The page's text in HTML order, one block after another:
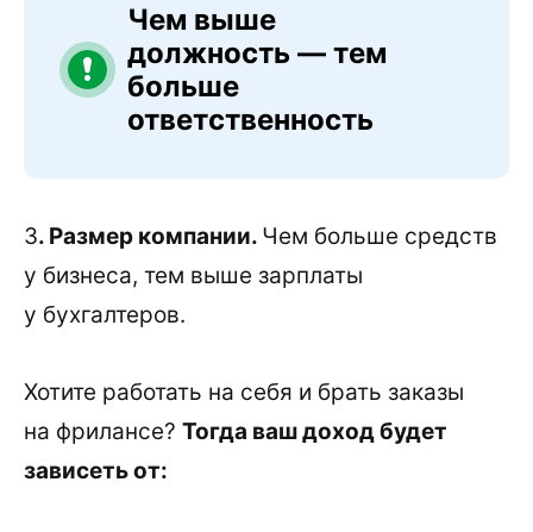
Чем выше
должность — тем
больше
ответственность
3. Размер компании. Чем больше средств
у бизнеса, тем выше зарплаты
у бухгалтеров.
Хотите работать на себя и брать заказы
на фрилансе? Тогда ваш доход будет
зависеть от: